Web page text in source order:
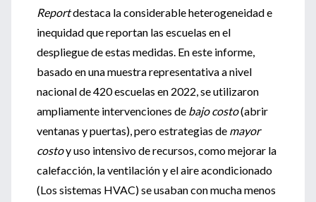
Reportdestaca la considerable heterogeneidad e
inequidad que reportan las escuelas en el
despliegue de estas medidas. En este informe,
basado en una muestra representativa a nivel
nacional de 420 escuelas en 2022, se utilizaron
ampliamente intervenciones de bajo costo(abrir
ventanas y puertas), pero estrategias de mayor
costoy uso intensivo de recursos, como mejorar la
calefacción, la ventilación y el aire acondicionado
(Los sistemas HVAC) se usaban con mucha menos